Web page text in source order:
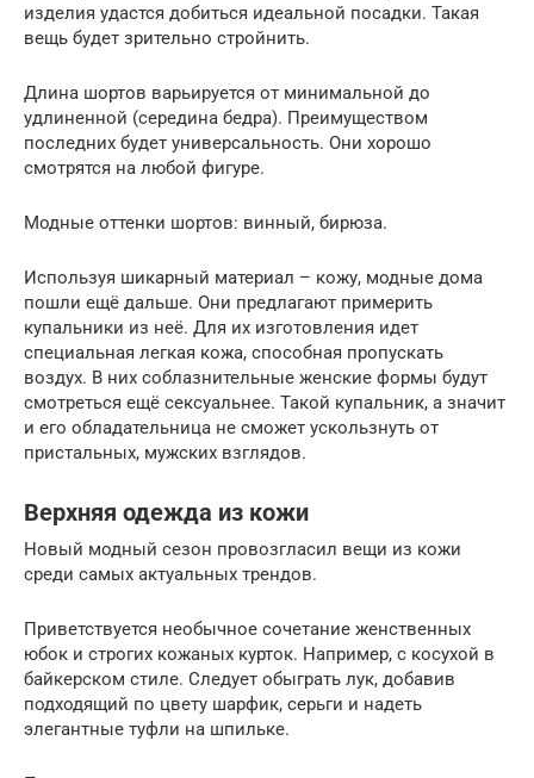
изделия удастся добиться идеальной посадки. Такая
вещь будет зрительно стройнить.
Длина шортов варьируется от минимальной до
удлиненной (середина бедра). Преимуществом
последних будет универсальность. Они хорошо
смотрятся на любой фигуре.
Модные оттенки шортов: винный, бирюза.
Используя шикарный материал – кожу, модные дома
пошли ещё дальше. Они предлагают примерить
купальники из неё. Для их изготовления идет
специальная легкая кожа, способная пропускать
воздух. В них соблазнительные женские формы будут
смотреться ещё сексуальнее. Такой купальник, а значит
и его обладательница не сможет ускользнуть от
пристальных, мужских взглядов.
Верхняя одежда из кожи
Новый модный сезон провозгласил вещи из кожи
среди самых актуальных трендов.
Приветствуется необычное сочетание женственных
юбок и строгих кожаных курток. Например, с косухой в
байкерском стиле. Следует обыграть лук, добавив
подходящий по цвету шарфик, серьги и надеть
элегантные туфли на шпильке.